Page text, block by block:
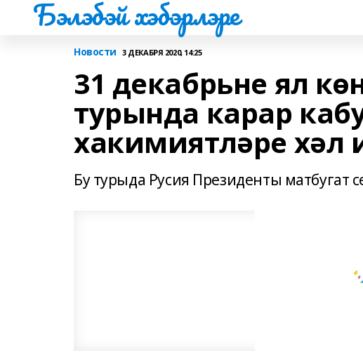
Бэлэбэй хэбэрлэре
Новости 3 ДЕКАБРЯ 2020, 14:25
31 декабрьне ял
турында карар
хакимиятләре хәл
Бу турыда Русия Президенты матбугат